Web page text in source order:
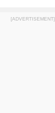
[ADVERTISEMENT]